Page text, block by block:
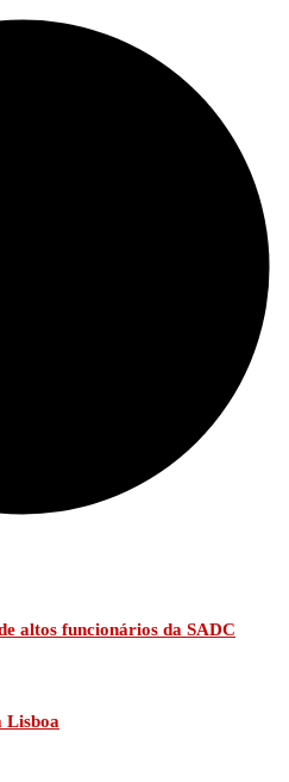
altos funcionários da SADC
Lisboa